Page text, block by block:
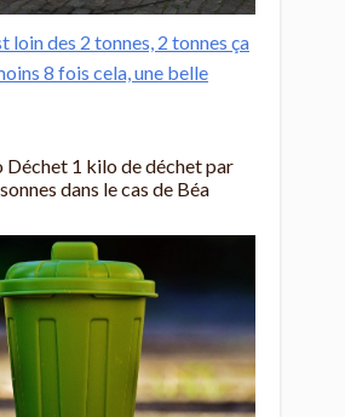
loin des 2 tonnes, 2 tonnes ça
8 fois cela, une belle
Déchet 1 kilo de déchet par
dans le cas de Béa